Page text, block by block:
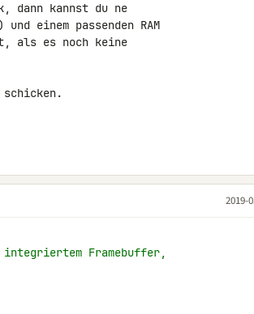
dann kannst du ne
und einem passenden RAM
als es noch keine
schicken.
2019-
Framebuffer,